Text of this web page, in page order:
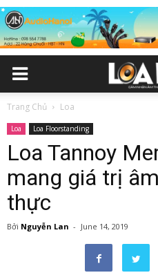
Trang Chủ Loa
Loa Loa Floorstanding
Loa Tannoy
mang giá trị
thực
Bởi Nguyễn Lan - June 14, 2019